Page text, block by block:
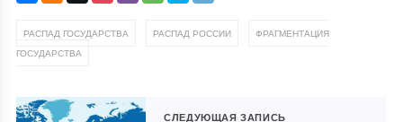
РАСПАД ГОСУДАРСТВА РАСПАД РОССИИ
ФРАГМЕНТАЦИЯ
ГОСУДАРСТВА
СЛЕДУЮЩАЯ ЗАПИСЬ